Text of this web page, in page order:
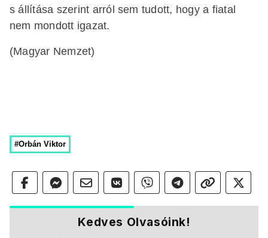
s állítása szerint arról sem tudott, hogy a fiatal
nem mondott igazat.
(Magyar Nemzet)
#Orbán Viktor
Kedves Olvasóink!